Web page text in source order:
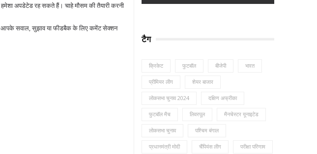
हमेशा अपडेटेड रह सकते हैं। चाहे मौसम की तैयारी करनी
आपके सवाल, सुझाव या फीडबैक के लिए कमेंट सेक्शन
टैग
क्रिकेट फुटबॉल बीजेपी भारत
प्रीमियर लीग शेयर बाजार
लोकसभा चुनाव 2024 दक्षिण अफ्रीका
फुटबॉल मैच लिवरपूल मैनचेस्टर यूनाइटेड
लोकसभा चुनाव पश्चिम बंगाल
प्रधानमंत्री मोदी चैंपियंस लीग परीक्षा परिणाम